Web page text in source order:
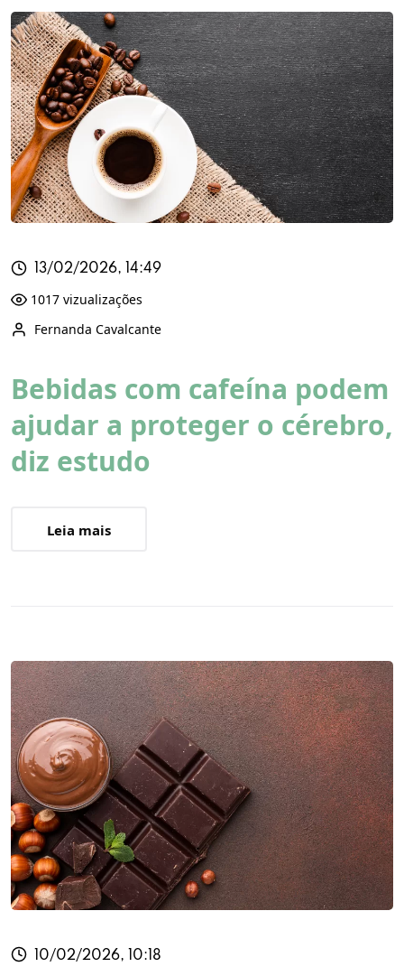
13/02/2026, 14:49
1017 vizualizações
Fernanda Cavalcante
Bebidas com cafeína podem
ajudar a proteger o cérebro,
diz estudo
Leia mais
10/02/2026, 10:18